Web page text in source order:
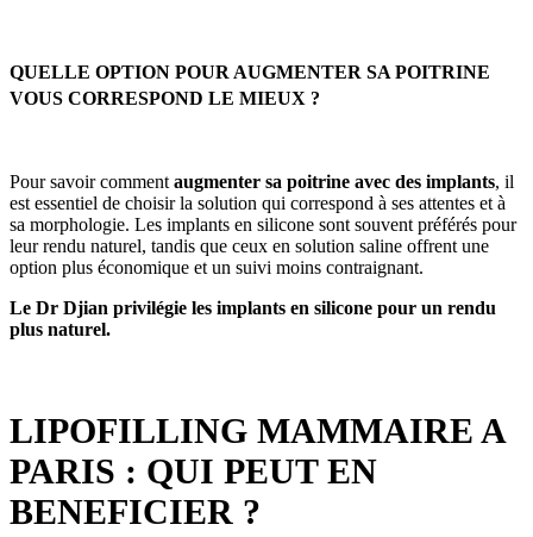
QUELLE OPTION POUR AUGMENTER SA POITRINE
VOUS CORRESPOND LE MIEUX ?
Pour savoir comment augmenter sa poitrine avec des implants, il
est essentiel de choisir la solution qui correspond à ses attentes et à
sa morphologie. Les implants en silicone sont souvent préférés pour
leur rendu naturel, tandis que ceux en solution saline offrent une
option plus économique et un suivi moins contraignant.
Le Dr Djian privilégie les implants en silicone pour un rendu
plus naturel.
LIPOFILLING MAMMAIRE A
PARIS : QUI PEUT EN
BENEFICIER ?